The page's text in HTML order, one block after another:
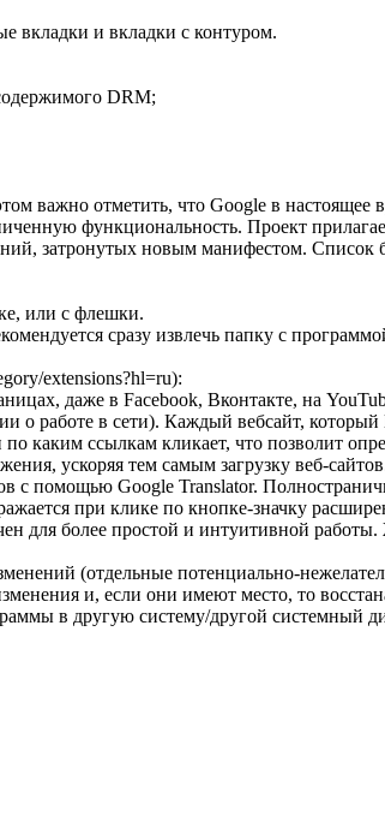
вкладки и вкладки с контуром.
DRM;
важно отметить, что Google в
функциональность. Проект
затронутых новым манифестом. Список
или с флешки.
сразу извлечь папку с
extensions?hl=ru):
даже в Facebook, Вконтакте, на
о работе в сети). Каждый вебсайт,
каким ссылкам кликает, что позволит
ускоряя тем самым загрузку веб-
с помощью Google Translator.
при клике по кнопке-значку
для более простой и интуитивной
(отдельные потенциально-
и, если они имеют место, то
в другую систему/другой системный